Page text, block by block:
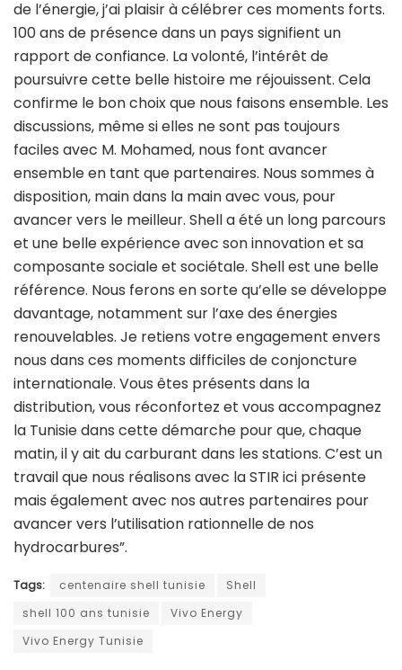
de l’énergie, j’ai plaisir à célébrer ces moments forts.
100 ans de présence dans un pays signifient un
rapport de confiance. La volonté, l’intérêt de
poursuivre cette belle histoire me réjouissent. Cela
confirme le bon choix que nous faisons ensemble. Les
discussions, même si elles ne sont pas toujours
faciles avec M. Mohamed, nous font avancer
ensemble en tant que partenaires. Nous sommes à
disposition, main dans la main avec vous, pour
avancer vers le meilleur. Shell a été un long parcours
et une belle expérience avec son innovation et sa
composante sociale et sociétale. Shell est une belle
référence. Nous ferons en sorte qu’elle se développe
davantage, notamment sur l’axe des énergies
renouvelables. Je retiens votre engagement envers
nous dans ces moments difficiles de conjoncture
internationale. Vous êtes présents dans la
distribution, vous réconfortez et vous accompagnez
la Tunisie dans cette démarche pour que, chaque
matin, il y ait du carburant dans les stations. C’est un
travail que nous réalisons avec la STIR ici présente
mais également avec nos autres partenaires pour
avancer vers l’utilisation rationnelle de nos
hydrocarbures”.
Tags: centenaire shell tunisie
Shell
shell 100 ans tunisie
Vivo Energy
Vivo Energy Tunisie